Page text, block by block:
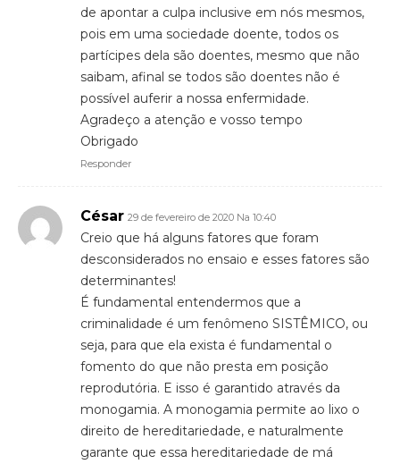
de apontar a culpa inclusive em nós mesmos,
pois em uma sociedade doente, todos os
partícipes dela são doentes, mesmo que não
saibam, afinal se todos são doentes não é
possível auferir a nossa enfermidade.
Agradeço a atenção e vosso tempo
Obrigado
Responder
César 29 de fevereiro de 2020 Na 10:40
Creio que há alguns fatores que foram
desconsiderados no ensaio e esses fatores são
determinantes!
É fundamental entendermos que a
criminalidade é um fenômeno SISTÊMICO, ou
seja, para que ela exista é fundamental o
fomento do que não presta em posição
reprodutória. E isso é garantido através da
monogamia. A monogamia permite ao lixo o
direito de hereditariedade, e naturalmente
garante que essa hereditariedade de má